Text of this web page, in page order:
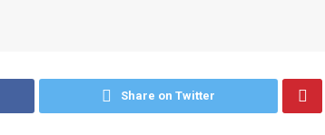
Share on Twitter